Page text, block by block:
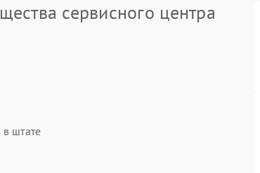
сервисного центра
в штате